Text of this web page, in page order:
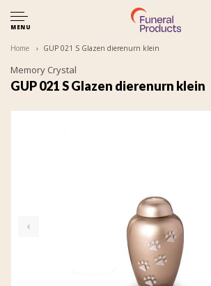
MENU
Home GUP 021 S Glazen dierenurn klein
Memory Crystal
GUP 021 S Glazen dierenurn klein